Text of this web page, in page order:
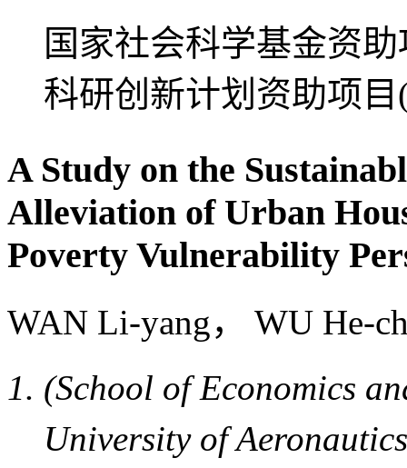
国家社会科学基金资
科研创新计划资助项
A Study on the
Alleviation of Urban
Poverty Vulnerability
WAN Li-yang， WU He-
(School of Economics
University of